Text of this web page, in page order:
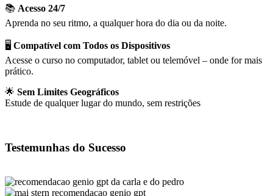
📚 Acesso 24/7
Aprenda no seu ritmo, a qualquer hora do dia ou da noite.
🖥️ Compatível com Todos os Dispositivos
Acesse o curso no computador, tablet ou telemóvel – onde for mais
prático.
🌟 Sem Limites Geográficos
Estude de qualquer lugar do mundo, sem restrições
Testemunhas do Sucesso